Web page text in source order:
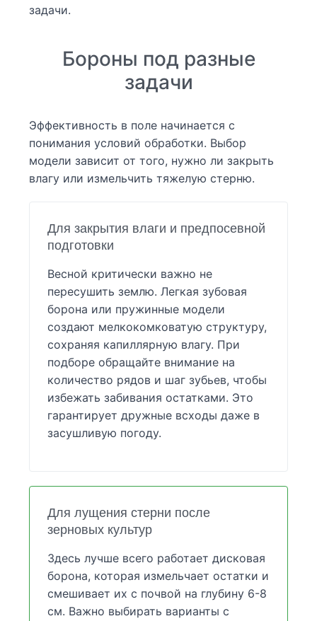
задачи.
Бороны под разные
задачи
Эффективность в поле начинается с
понимания условий обработки. Выбор
модели зависит от того, нужно ли закрыть
влагу или измельчить тяжелую стерню.
Для закрытия влаги и предпосевной
подготовки
Весной критически важно не
пересушить землю. Легкая зубовая
борона или пружинные модели
создают мелкокомковатую структуру,
сохраняя капиллярную влагу. При
подборе обращайте внимание на
количество рядов и шаг зубьев, чтобы
избежать забивания остатками. Это
гарантирует дружные всходы даже в
засушливую погоду.
Для лущения стерни после
зерновых культур
Здесь лучше всего работает дисковая
борона, которая измельчает остатки и
смешивает их с почвой на глубину 6-8
см. Важно выбирать варианты с